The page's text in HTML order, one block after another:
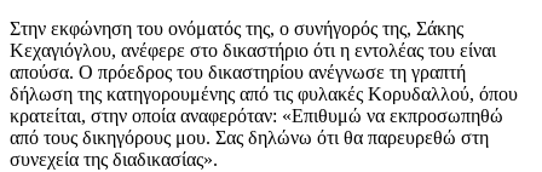
Στην εκφώνηση του ονόματός της, ο συνήγορός της, Σάκης
Κεχαγιόγλου, ανέφερε στο δικαστήριο ότι η εντολέας του είναι
απούσα. Ο πρόεδρος του δικαστηρίου ανέγνωσε τη γραπτή
δήλωση της κατηγορουμένης από τις φυλακές Κορυδαλλού, όπου
κρατείται, στην οποία αναφερόταν: «Επιθυμώ να εκπροσωπηθώ
από τους δικηγόρους μου. Σας δηλώνω ότι θα παρευρεθώ στη
συνεχεία της διαδικασίας».